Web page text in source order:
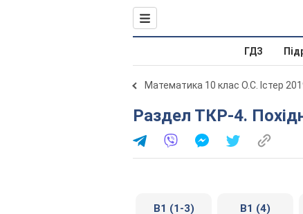
ГДЗ
Математика 10 клас О.С. Істер
Раздел ТКР-4.
В1 (1-3) В1 (4)